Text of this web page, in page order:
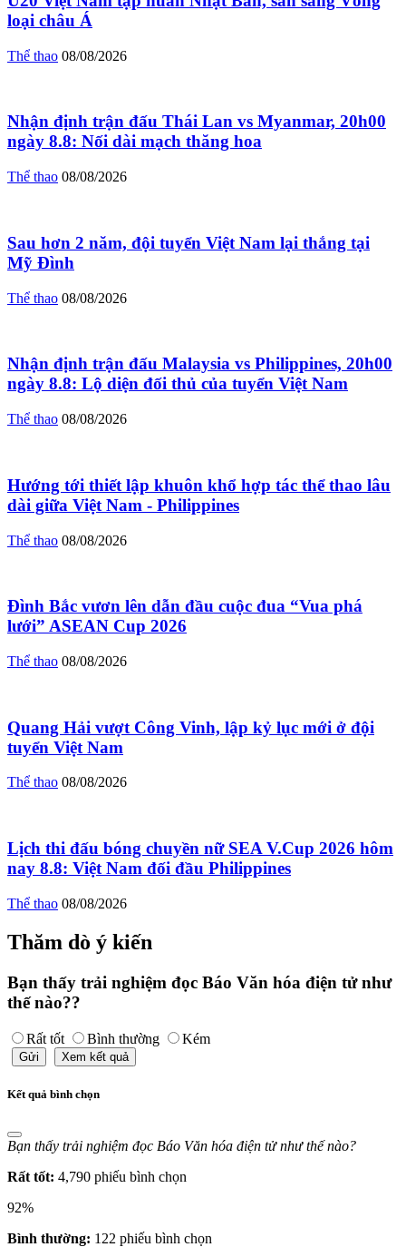
loại châu Á
Thể thao 08/08/2026
Nhận định trận đấu Thái Lan vs Myanmar, 20h00
ngày 8.8: Nối dài mạch thăng hoa
Thể thao 08/08/2026
Sau hơn 2 năm, đội tuyển Việt Nam lại thắng tại
Mỹ Đình
Thể thao 08/08/2026
Nhận định trận đấu Malaysia vs Philippines, 20h00
ngày 8.8: Lộ diện đối thủ của tuyển Việt Nam
Thể thao 08/08/2026
Hướng tới thiết lập khuôn khổ hợp tác thể thao lâu
dài giữa Việt Nam - Philippines
Thể thao 08/08/2026
Đình Bắc vươn lên dẫn đầu cuộc đua “Vua phá
lưới” ASEAN Cup 2026
Thể thao 08/08/2026
Quang Hải vượt Công Vinh, lập kỷ lục mới ở đội
tuyển Việt Nam
Thể thao 08/08/2026
Lịch thi đấu bóng chuyền nữ SEA V.Cup 2026 hôm
nay 8.8: Việt Nam đối đầu Philippines
Thể thao 08/08/2026
Thăm dò ý kiến
Bạn thấy trải nghiệm đọc Báo Văn hóa điện tử như
thế nào??
Rất tốt Bình thường Kém
Gửi Xem kết quả
Kết quả bình chọn
Bạn thấy trải nghiệm đọc Báo Văn hóa điện tử như thế nào?
Rất tốt: 4,790 phiếu bình chọn
92%
Bình thường: 122 phiếu bình chọn